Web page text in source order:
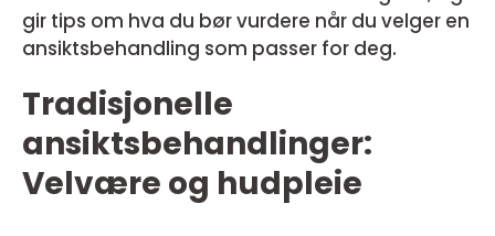
gir tips om hva du bør vurdere når du velger en
ansiktsbehandling som passer for deg.
Tradisjonelle
ansiktsbehandlinger:
Velvære og hudpleie